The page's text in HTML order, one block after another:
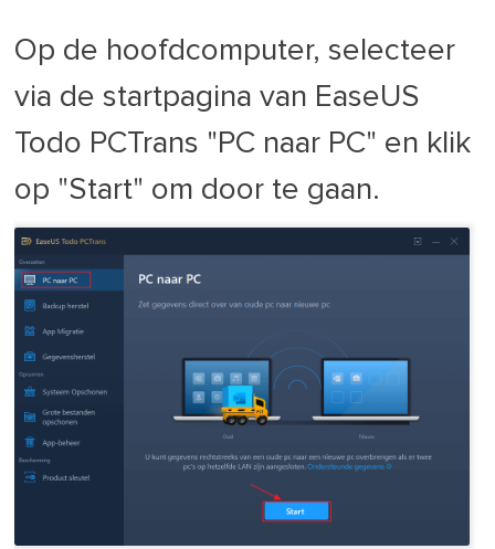
Op de hoofdcomputer, selecteer
via de startpagina van EaseUS
Todo PCTrans "PC naar PC" en klik
op "Start" om door te gaan.